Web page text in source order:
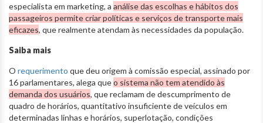
especialista em marketing, a análise das escolhas e hábitos dos
passageiros permite criar políticas e serviços de transporte mais
eficazes, que realmente atendam às necessidades da população.
Saiba mais
O requerimento que deu origem à comissão especial, assinado por
16 parlamentares, alega queo sistema não tem atendido às
demanda dos usuários, que reclamam de descumprimento de
quadro de horários, quantitativo insuficiente de veículos em
determinadas linhas e horários, superlotação, condições